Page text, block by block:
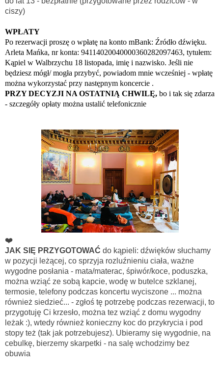
ciszy)
WPŁATY
Po rezerwacji proszę o wpłatę na konto mBank: Źródło dźwięku.
Arleta Mańka, nr konta: 94114020040000360282097463, tytułem:
Kąpiel w Walbrzychu 18 listopada, imię i nazwisko. Jeśli nie
będziesz mógł/ mogła przybyć, powiadom mnie wcześniej - wpłatę
można wykorzystać przy następnym koncercie .
PRZY DECYZJI NA OSTATNIĄ CHWILĘ, bo i tak się zdarza
- szczegóły opłaty można ustalić telefonicznie
❤️
JAK SIĘ PRZYGOTOWAĆ do kąpieli: dźwięków słuchamy
w pozycji leżącej, co sprzyja rozluźnieniu ciała, ważne
wygodne posłania - mata/materac, śpiwór/koce, poduszka,
można wziąć ze sobą kapcie, wodę w butelce szklanej,
termosie, telefony podczas koncertu wyciszone ... można
również siedzieć... - zgłoś tę potrzebę podczas rezerwacji, to
przygotuję Ci krzesło, można tez wziąć z domu wygodny
leżak :), wtedy również konieczny koc do przykrycia i pod
stopy też (tak jak potrzebujesz). Ubieramy się wygodnie, na
cebulkę, bierzemy skarpetki - na salę wchodzimy bez
obuwia